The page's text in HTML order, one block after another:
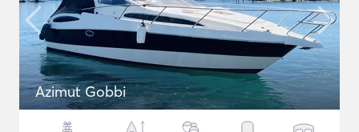
Azimut Gobbi